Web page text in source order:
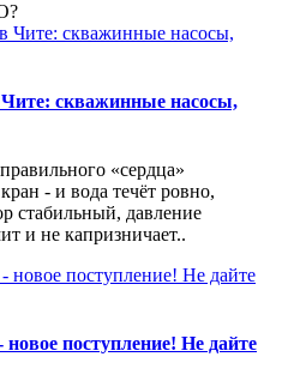
скважинные насосы,
«сердца»
- и вода течёт ровно,
стабильный, давление
и не капризничает..
поступление! Не дайте